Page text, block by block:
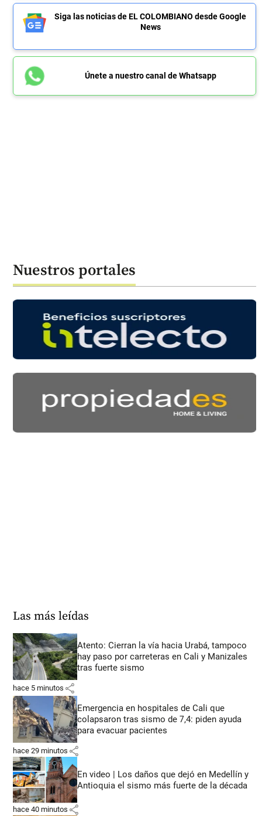
Siga las noticias de EL COLOMBIANO desde Google
News
Únete a nuestro canal de Whatsapp
Nuestros portales
Las más leídas
Atento: Cierran la vía hacia Urabá, tampoco
hay paso por carreteras en Cali y Manizales
tras fuerte sismo
hace 5 minutos share
Emergencia en hospitales de Cali que
colapsaron tras sismo de 7,4: piden ayuda
para evacuar pacientes
hace 29 minutos share
En video | Los daños que dejó en Medellín y
Antioquia el sismo más fuerte de la década
hace 40 minutos share